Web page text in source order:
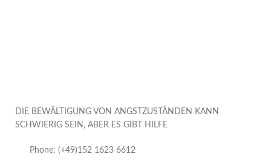
DIE BEWÄLTIGUNG VON ANGSTZUSTÄNDEN KANN
SCHWIERIG SEIN, ABER ES GIBT HILFE
Phone: (+49)152 1623 6612